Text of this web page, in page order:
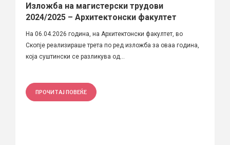
Изложба на магистерски трудови
2024/2025 – Архитектонски факултет
На 06.04.2026 година, на Архитектонски факултет, во
Скопје реализираше трета по ред изложба за оваа година,
која суштински се разликува од...
ПРОЧИТАЈ ПОВЕЌЕ